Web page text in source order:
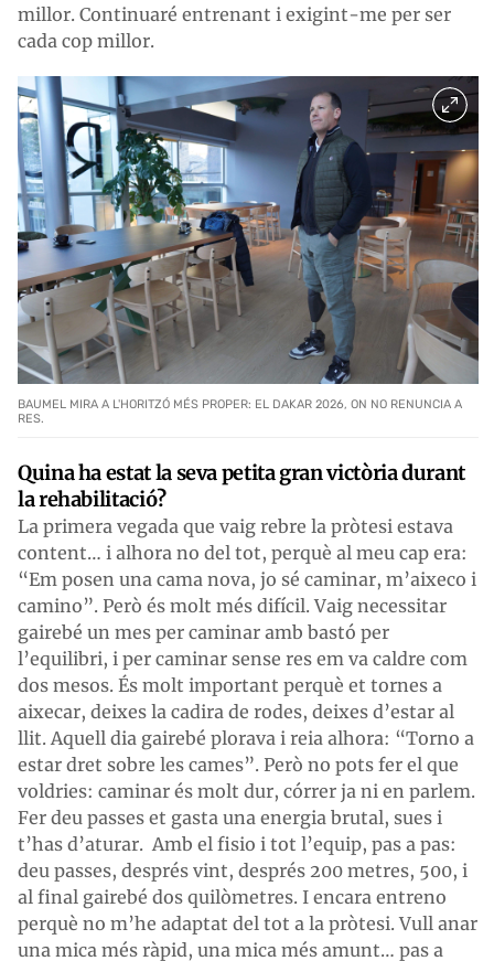
millor. Continuaré entrenant i exigint-me per ser
cada cop millor.
BAUMEL MIRA A L'HORITZÓ MÉS PROPER: EL DAKAR 2026, ON NO RENUNCIA A
RES.
Quina ha estat la seva petita gran victòria durant
la rehabilitació?
La primera vegada que vaig rebre la pròtesi estava
content… i alhora no del tot, perquè al meu cap era:
“Em posen una cama nova, jo sé caminar, m’aixeco i
camino”. Però és molt més difícil. Vaig necessitar
gairebé un mes per caminar amb bastó per
l’equilibri, i per caminar sense res em va caldre com
dos mesos. És molt important perquè et tornes a
aixecar, deixes la cadira de rodes, deixes d’estar al
llit. Aquell dia gairebé plorava i reia alhora: “Torno a
estar dret sobre les cames”. Però no pots fer el que
voldries: caminar és molt dur, córrer ja ni en parlem.
Fer deu passes et gasta una energia brutal, sues i
t’has d’aturar. Amb el fisio i tot l’equip, pas a pas:
deu passes, després vint, després 200 metres, 500, i
al final gairebé dos quilòmetres. I encara entreno
perquè no m’he adaptat del tot a la pròtesi. Vull anar
una mica més ràpid, una mica més amunt… pas a